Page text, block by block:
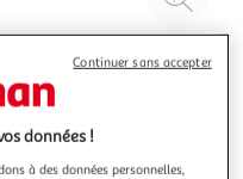
à
données !
à des données personnelles,
Continuer sans accepter